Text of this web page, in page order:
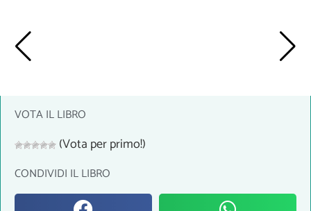
VOTA IL LIBRO
(Vota per primo!)
CONDIVIDI IL LIBRO